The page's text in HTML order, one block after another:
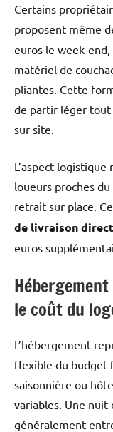
Certains
proposent même
euros le week-
matériel de
pliantes. Cette
de partir léger tout
sur site.
L’aspect
loueurs proches
retrait sur place.
de livraison
euros
le coût du
L’hébergement
flexible du budget
saisonnière ou
variables. Une
généralement